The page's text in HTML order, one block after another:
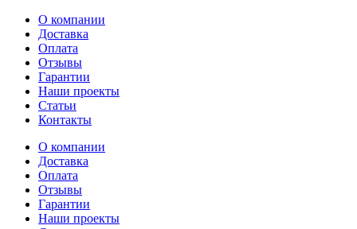
Перейти
содержимому
О компании
Доставка
Оплата
Отзывы
Гарантии
Наши проекты
Статьи
Контакты
О компании
Доставка
Оплата
Отзывы
Гарантии
Наши проекты